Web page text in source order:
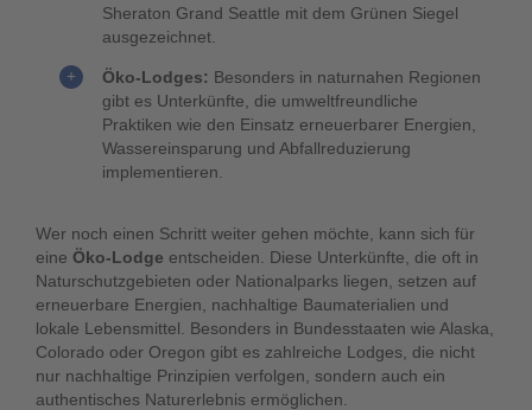
Sheraton Grand Seattle mit dem Grünen Siegel
ausgezeichnet.
Öko-Lodges: Besonders in naturnahen Regionen
gibt es Unterkünfte, die umweltfreundliche
Praktiken wie den Einsatz erneuerbarer Energien,
Wassereinsparung und Abfallreduzierung
implementieren.
Wer noch einen Schritt weiter gehen möchte, kann sich für
eine Öko-Lodge entscheiden. Diese Unterkünfte, die oft in
Naturschutzgebieten oder Nationalparks liegen, setzen auf
erneuerbare Energien, nachhaltige Baumaterialien und
lokale Lebensmittel. Besonders in Bundesstaaten wie Alaska,
Colorado oder Oregon gibt es zahlreiche Lodges, die nicht
nur nachhaltige Prinzipien verfolgen, sondern auch ein
authentisches Naturerlebnis ermöglichen.